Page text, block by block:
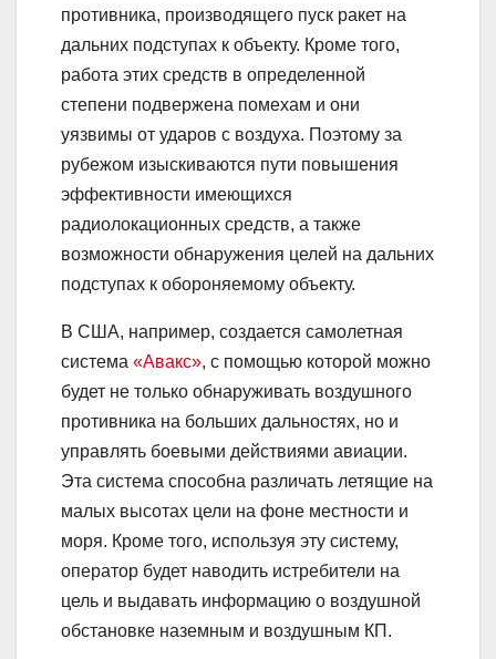
противника, производящего пуск ракет на
дальних подступах к объекту. Кроме того,
работа этих средств в определенной
степени подвержена помехам и они
уязвимы от ударов с воздуха. Поэтому за
рубежом изыскиваются пути повышения
эффективности имеющихся
радиолокационных средств, а также
возможности обнаружения целей на дальних
подступах к обороняемому объекту.
В США, например, создается самолетная
система «Авакс», с помощью которой можно
будет не только обнаруживать воздушного
противника на больших дальностях, но и
управлять боевыми действиями авиации.
Эта система способна различать летящие на
малых высотах цели на фоне местности и
моря. Кроме того, используя эту систему,
оператор будет наводить истребители на
цель и выдавать информацию о воздушной
обстановке наземным и воздушным КП.